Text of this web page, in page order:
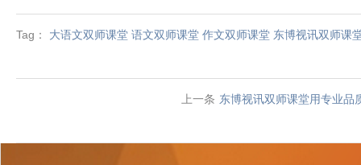
Tag： 大语文双师课堂 语文双师课堂 作文双师课堂 东博视讯双师课
上一条 东博视讯双师课堂用专业品